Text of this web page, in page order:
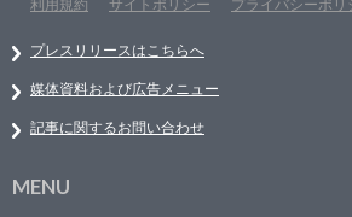
利用規約
サイトポリシー プライバシーポリ
プレスリリースはこちらへ
媒体資料および広告メニュー
記事に関するお問い合わせ
MENU